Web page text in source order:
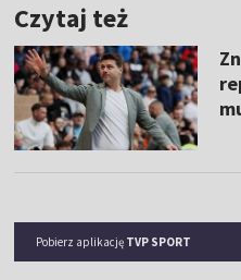
Czytaj też
Pobierz aplikację TVP SPORT